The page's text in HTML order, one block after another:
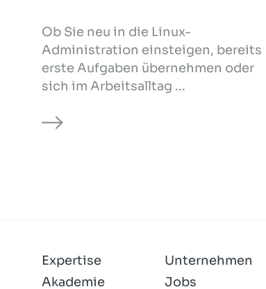
Ob Sie neu in die Linux-
Administration einsteigen, bereits
erste Aufgaben übernehmen oder
sich im Arbeitsalltag ...
Expertise
Akademie
Unternehmen
Jobs